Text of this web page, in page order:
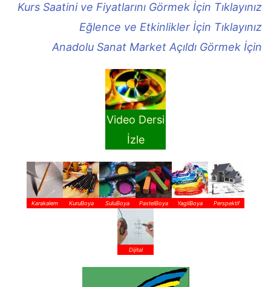
Kurs Saatini ve Fiyatlarını Görmek İçin Tıklayınız
Eğlence ve Etkinlikler İçin Tıklayınız
Anadolu Sanat Market Açıldı Görmek İçin
Video Dersi
İzle
Karakalem KuruBoya SuluBoya PastelBoya YagliBoya Perspektif
Dijital